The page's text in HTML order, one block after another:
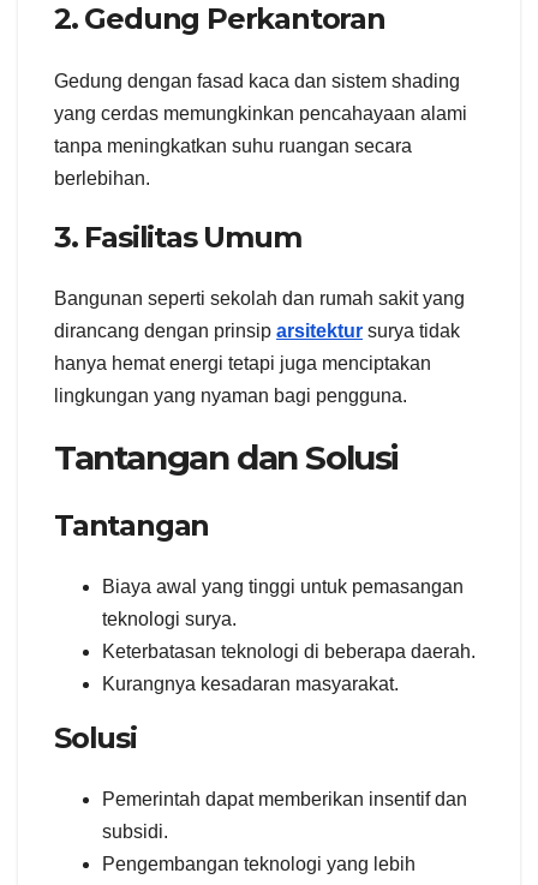
2. Gedung Perkantoran
Gedung dengan fasad kaca dan sistem shading
yang cerdas memungkinkan pencahayaan alami
tanpa meningkatkan suhu ruangan secara
berlebihan.
3. Fasilitas Umum
Bangunan seperti sekolah dan rumah sakit yang
dirancang dengan prinsip arsitektur surya tidak
hanya hemat energi tetapi juga menciptakan
lingkungan yang nyaman bagi pengguna.
Tantangan dan Solusi
Tantangan
Biaya awal yang tinggi untuk pemasangan
teknologi surya.
Keterbatasan teknologi di beberapa daerah.
Kurangnya kesadaran masyarakat.
Solusi
Pemerintah dapat memberikan insentif dan
subsidi.
Pengembangan teknologi yang lebih